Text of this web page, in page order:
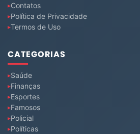
Contatos
Política de Privacidade
Termos de Uso
CATEGORIAS
Saúde
Finanças
Esportes
Famosos
Policial
Políticas